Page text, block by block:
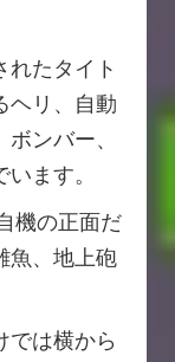
れたタイト
ヘリ、自動
ンバー、
ます。
機の正面だ
魚、地上砲
では横から